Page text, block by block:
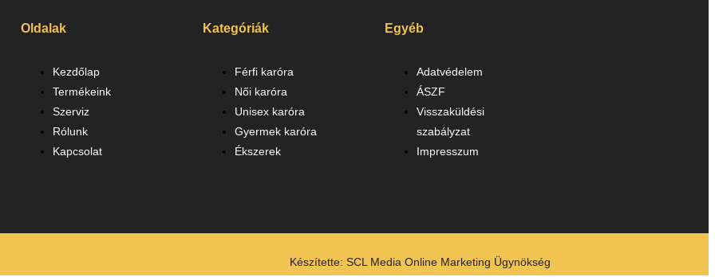
Oldalak
Kezdőlap
Termékeink
Szerviz
Rólunk
Kapcsolat
Kategóriák
Férfi karóra
Női karóra
Unisex karóra
Gyermek karóra
Ékszerek
Egyéb
Adatvédelem
ÁSZF
Visszaküldési
szabályzat
Impresszum
Készítette: SCL Media Online Marketing Ügynökség